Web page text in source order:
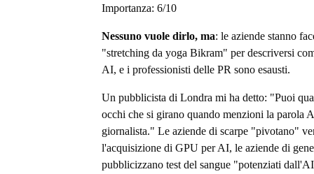
Importanza: 6/10
Nessuno vuole dirlo, ma: le aziende stanno
"stretching da yoga Bikram" per descriversi
AI, e i professionisti delle PR sono esausti.
Un pubblicista di Londra mi ha detto: "Puoi
occhi che si girano quando menzioni la parola
giornalista." Le aziende di scarpe "pivotano"
l'acquisizione di GPU per AI, le aziende di
pubblicizzano test del sangue "potenziati